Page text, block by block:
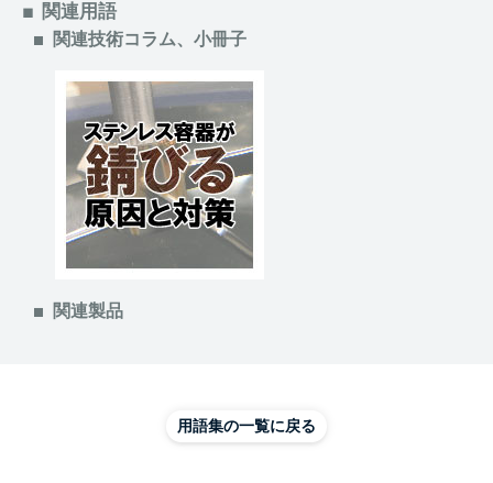
関連用語
関連技術コラム、小冊子
関連製品
用語集の一覧に戻る